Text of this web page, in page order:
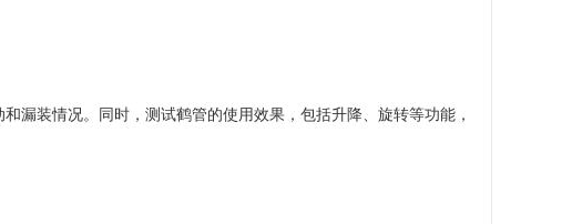
漏装情况。同时，测试鹤管的使用效果，包括升降、旋转等功能，